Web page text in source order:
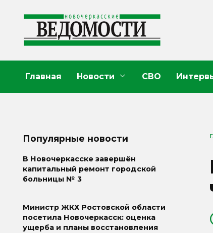
содержанию
Главная Новости СВО
Популярные новости
В Новочеркасске завершён
капитальный ремонт городской
больницы № 3
Министр ЖКХ Ростовской области
посетила Новочеркасск: оценка
ущерба и планы восстановления